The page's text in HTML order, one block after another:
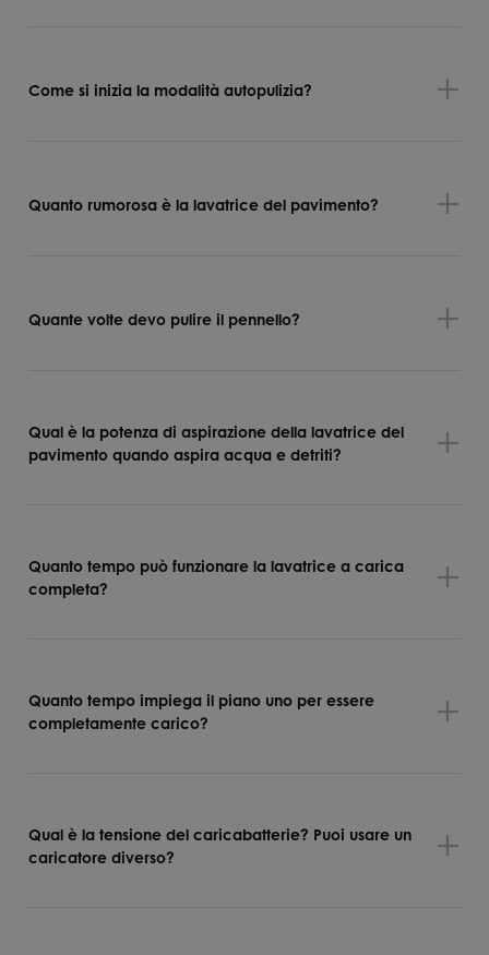
Come si inizia la modalità autopulizia?
Quanto rumorosa è la lavatrice del pavimento?
Quante volte devo pulire il pennello?
Qual è la potenza di aspirazione della lavatrice del
pavimento quando aspira acqua e detriti?
Quanto tempo può funzionare la lavatrice a carica
completa?
Quanto tempo impiega il piano uno per essere
completamente carico?
Qual è la tensione del caricabatterie? Puoi usare un
caricatore diverso?